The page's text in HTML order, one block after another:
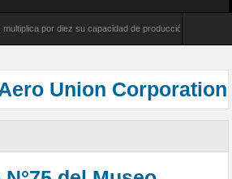
por diez su capacidad de producción de radares en
Union Corporation